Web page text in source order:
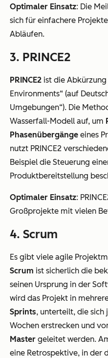
Optimaler Einsatz: Die
sich für einfachere
Abläufen.
3. PRINCE2
PRINCE2 ist die
Environments“ (auf
Umgebungen“). Die
Wasserfall-Modell auf, um
Phasenübergänge eines
nutzt PRINCE2
Beispiel die Steuerung
Produktbereitstellung
Optimaler Einsatz:
Großprojekte mit vielen
4. Scrum
Es gibt viele agile
Scrum ist sicherlich die
seinen Ursprung in der
wird das Projekt in
Sprints, unterteilt, die sich
Wochen erstrecken und
Master geleitet werden.
eine Retrospektive, in der